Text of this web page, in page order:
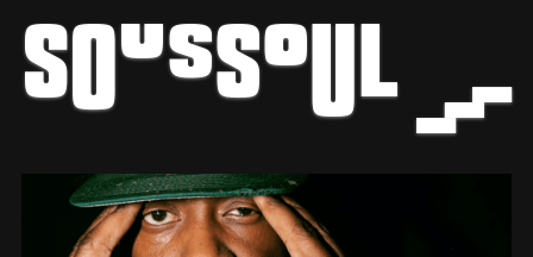
z b